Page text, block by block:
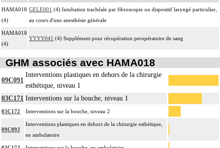
HAMA018
(4)
GELE001 (4) Intubation trachéale par fibroscopie ou dispositif laryngé particulier,
au cours d'une anesthésie générale
HAMA018
(4)
YYYY041 (4) Supplément pour récupération peropératoire de sang
GHM associés avec HAMA018
09C091
Interventions plastiques en dehors de la chirurgie
esthétique, niveau 1
03C171 Interventions sur la bouche, niveau 1
03C172 Interventions sur la bouche, niveau 2
09C09J
Interventions plastiques en dehors de la chirurgie esthétique,
en ambulatoire